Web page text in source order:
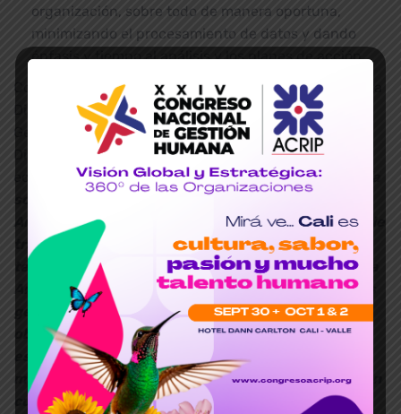
organización, sobre todo de manera oportuna,
minimizando el procesamiento de datos y dando
énfasis y tiempo al análisis y los planes de acción.
Como lo expresa
Carolina Astaiza
, miembro de Junta
Directiva de ACRIP Región Central, la comunidad de
Gestión Humana más grande del país; y Global People
Director de Clara, empresa latinoamericana del
ecosistema Fintech,“las interacciones en tecnología
son el reflejo de personas reales y la Inteligencia
Artificial no es el final, sino un medio para un lugar de
trabajo más humano y productivo. No hay que
tenerle miedo o recelo a la llegada de la Inteligencia
Artificial en las organizaciones. Por el contrario, los
gerentes de RR.HH.deben estar a la vanguardia e ir
obteniendo el mayor conocimiento posible sobre
esta herramienta y cómo puede contribuir al
mejoramiento de los procesos, teniendo siempre en
cuenta el cuidado y la integridad de los empleados